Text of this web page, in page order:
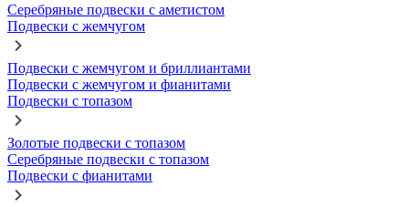
Серебряные подвески с аметистом
Подвески с жемчугом
Подвески с жемчугом и бриллиантами
Подвески с жемчугом и фианитами
Подвески с топазом
Золотые подвески с топазом
Серебряные подвески с топазом
Подвески с фианитами